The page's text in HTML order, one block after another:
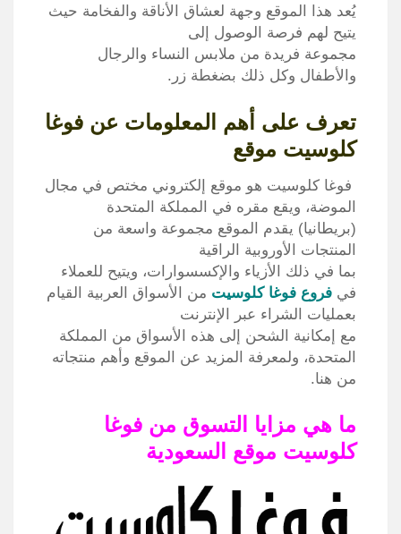
يُعد هذا الموقع وجهة لعشاق الأناقة والفخامة حيث
يتيح لهم فرصة الوصول إلى
مجموعة فريدة من ملابس النساء والرجال
والأطفال وكل ذلك بضغطة زر.
تعرف على أهم المعلومات عن فوغا
كلوسيت موقع
فوغا كلوسيت هو موقع إلكتروني مختص في مجال
الموضة، ويقع مقره في المملكة المتحدة
(بريطانيا) يقدم الموقع مجموعة واسعة من
المنتجات الأوروبية الراقية
بما في ذلك الأزياء والإكسسوارات، ويتيح للعملاء
في فروع فوغا كلوسيت من الأسواق العربية القيام
بعمليات الشراء عبر الإنترنت
مع إمكانية الشحن إلى هذه الأسواق من المملكة
المتحدة، ولمعرفة المزيد عن الموقع وأهم منتجاته
من هنا.
ما هي مزايا التسوق من فوغا
كلوسيت موقع السعودية